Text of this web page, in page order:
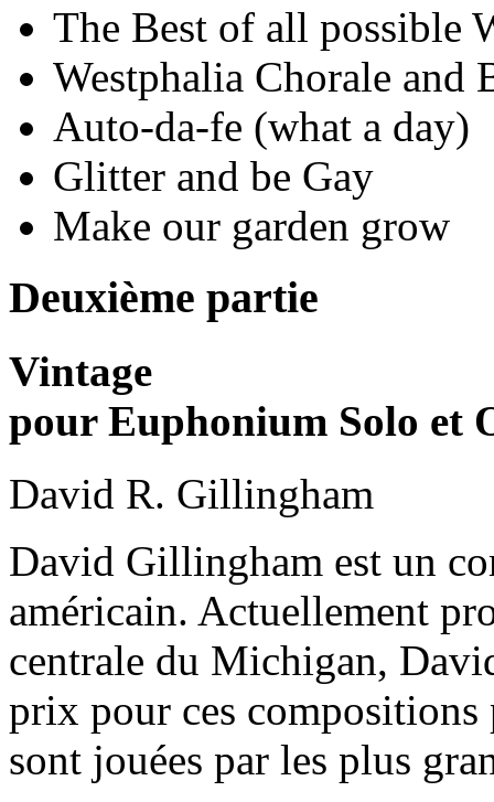
The Best of all possible
Westphalia Chorale and
Auto-da-fe (what a day)
Glitter and be Gay
Make our garden grow
Deuxième partie
Vintage
pour Euphonium Solo et
David R. Gillingham
David Gillingham est un
américain. Actuellement
centrale du Michigan,
prix pour ces compositions
sont jouées par les plus